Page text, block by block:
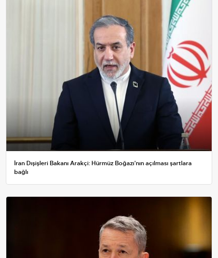
İran Dışişleri Bakanı Arakçi: Hürmüz Boğazı'nın açılması şartlara
bağlı